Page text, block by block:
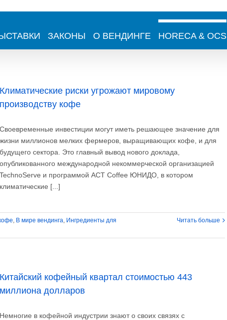
ЗАКОНЫ О ВЕНДИНГЕ HORECA & OCS
Климатические риски угрожают мировому
производству кофе
Своевременные инвестиции могут иметь решающее значение для
жизни миллионов мелких фермеров, выращивающих кофе, и для
будущего сектора. Это главный вывод нового доклада,
опубликованного международной некоммерческой организацией
TechnoServe и программой ACT Coffee ЮНИДО, в котором
климатические [...]
, В мире вендинга, Ингредиенты для
Читать больше
Китайский кофейный квартал стоимостью 443
миллиона долларов
Немногие в кофейной индустрии знают о своих связях с